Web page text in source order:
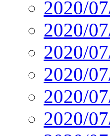
2020/
2020/
2020/
2020/
2020/
2020/